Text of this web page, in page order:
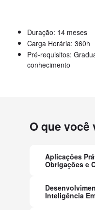
Duração: 14 meses
Carga Horária: 360h
Pré-requisitos:
conhecimento
O que você
Aplicações
Obrigações e
Inteligência